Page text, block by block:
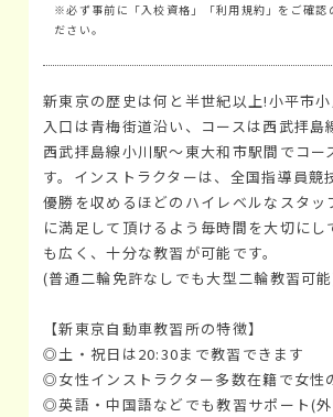
※必ず事前に「入校資格」「利用規約」をご確認
ださい。
新東京の歴史は何と半世紀以上!小平市小
入口は青梅街道沿い、コースは西武拝島
西武拝島線小川駅～東大和市駅間でコー
す。インストラクターは、全国指導員競
優勝を収めるほどのハイレベルなスタッ
に満足して頂けるよう毎時間を大切にし
も広く、十分な教習が可能です。
(普通二輪免許なしでも大型二輪教習可
【新東京自動車教習所の特徴】
◎土・祝日は20:30まで教習できます
◎女性インストラクター多数在籍で女性
◎英語・中国語などでも教習サポート(